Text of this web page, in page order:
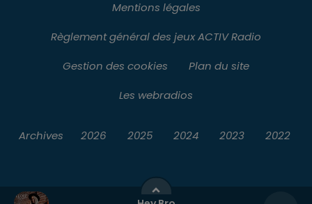
Mentions légales
Règlement général des jeux ACTIV Radio
Gestion des cookies
Plan du site
Les webradios
Archives 2026 2025 2024 2023 2022